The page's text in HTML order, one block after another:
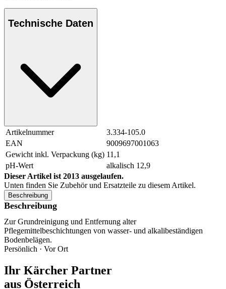
Technische Daten
Artikelnummer
3.334-105.0
EAN
9009697001063
Gewicht inkl. Verpackung (kg) 11,1
pH-Wert
alkalisch 12,9
Dieser Artikel ist 2013 ausgelaufen.
Unten finden Sie Zubehör und Ersatzteile zu diesem Artikel.
Beschreibung
Beschreibung
Zur Grundreinigung und Entfernung alter
Pflegemittelbeschichtungen von wasser- und alkalibeständigen
Bodenbelägen.
Persönlich · Vor Ort
Ihr Kärcher Partner
aus Österreich